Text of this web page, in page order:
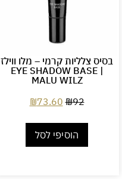
בסיס צלליות קרמי – מלו ווילז
EYE SHADOW BASE |
MALU WILZ
₪92
₪73.60
הוסיפי לסל